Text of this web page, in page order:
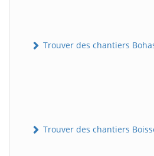
Trouver des chantiers
Trouver des chantiers